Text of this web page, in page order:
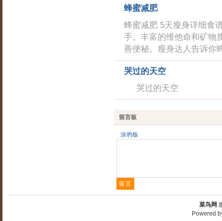
蜂蜜减肥
蜂蜜减肥 5天瘦身详细
手。丰富的维他命和矿物
善便秘。瘦身达人告诉你
哭过的天空
哭过的天
留言板
涂鸦板
菜鸟网
Powered